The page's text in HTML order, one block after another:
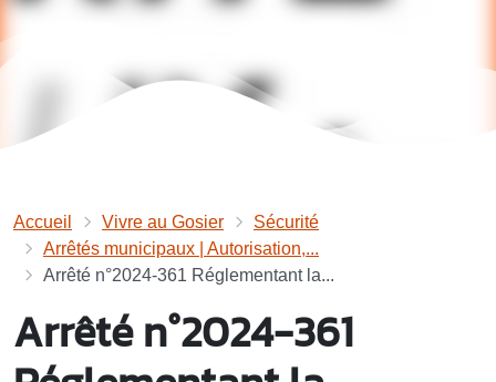
Accueil Vivre au Gosier
Sécurité
Arrêtés municipaux | Autorisation,...
Arrêté n°2024-361 Réglementant la...
Arrêté n°2024-361